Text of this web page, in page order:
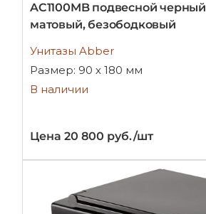
AC1100MB подвесной черный
матовый, безободковый
Унитазы Abber
Размер: 90 х 180 мм
В наличии
Цена 20 800 руб./шт